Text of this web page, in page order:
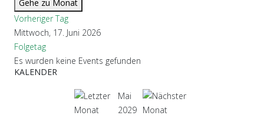
Gehe zu Monat
Vorheriger Tag
Mittwoch, 17. Juni 2026
Folgetag
Es wurden keine Events gefunden
KALENDER
Mai
2029